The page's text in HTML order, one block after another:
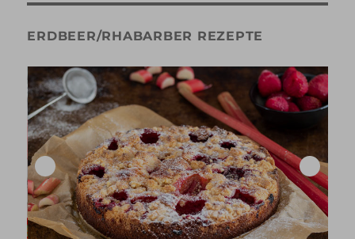
ERDBEER/RHABARBER REZEPTE